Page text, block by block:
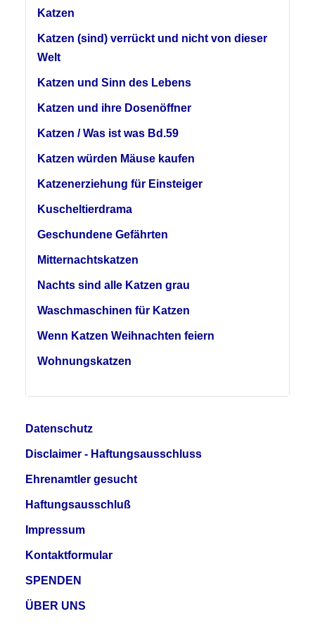
Katzen
Katzen (sind) verrückt und nicht von dieser
Welt
Katzen und Sinn des Lebens
Katzen und ihre Dosenöffner
Katzen / Was ist was Bd.59
Katzen würden Mäuse kaufen
Katzenerziehung für Einsteiger
Kuscheltierdrama
Geschundene Gefährten
Mitternachtskatzen
Nachts sind alle Katzen grau
Waschmaschinen für Katzen
Wenn Katzen Weihnachten feiern
Wohnungskatzen
Datenschutz
Disclaimer - Haftungsausschluss
Ehrenamtler gesucht
Haftungsausschluß
Impressum
Kontaktformular
SPENDEN
ÜBER UNS